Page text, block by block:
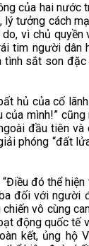
của hai nước
tưởng cách
vì chủ quyền
tim người dân
tình sắt son
hủ của cố
của mình!” cũng
đầu tiên và
phóng “đất
đó thể
đối với người
vô cùng
động quốc tế
kết, ủng hộ